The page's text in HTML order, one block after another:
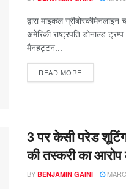
द्वारा माइकल
अमेरिकी राष्ट्रपति डोनाल्ड
मैनहट्टन...
READ MORE
3 पर केसी परेड
की तस्करी का आरोप
BY BENJAMIN GAINI